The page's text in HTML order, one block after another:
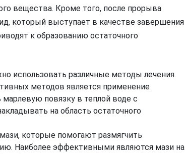
вещества. Кроме того, после прорыва
который выступает в качестве завершения
к образованию остаточного
использовать различные методы лечения.
методов является применение
повязку в теплой воде с
на область остаточного
которые помогают размягчить
Наиболее эффективными являются мази на